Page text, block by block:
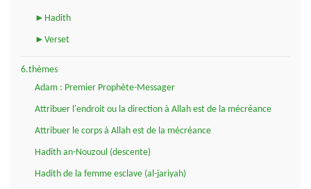
►Hadith
►Verset
6.thèmes
Adam : Premier Prophète-Messager
Attribuer l'endroit ou la direction à Allah est de la mécréance
Attribuer le corps à Allah est de la mécréance
Hadith an-Nouzoul (descente)
Hadith de la femme esclave (al-jariyah)